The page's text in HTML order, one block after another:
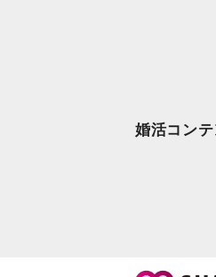
婚活コンテ